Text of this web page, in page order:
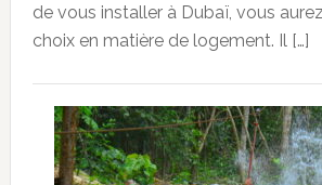
de vous installer à Dubaï, vous
choix en matière de logement. Il […]